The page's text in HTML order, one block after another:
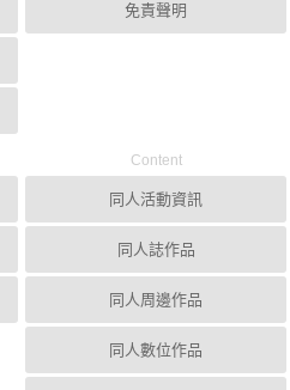
免責聲明
Content
同人活動資訊
同人誌作品
同人周邊作品
同人數位作品